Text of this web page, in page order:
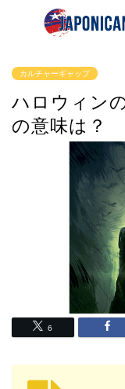
カルチャーギャップ
ハロウィン
の意味は？
6